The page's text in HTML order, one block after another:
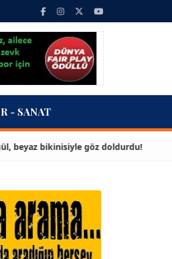
- SANAT
bikinisiyle göz doldurdu!